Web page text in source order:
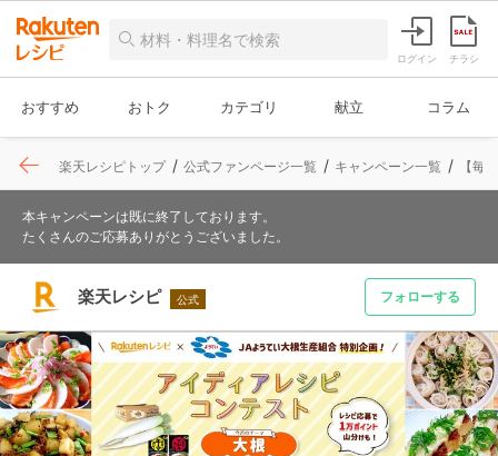
ログイン チラシ
おすすめ おトク カテゴリ 献立 コラム
楽天レシピトップ 公式ファンページ一覧 キャンペーン一覧 【毎
本キャンペーンは既に終了しております。
たくさんのご応募ありがとうございました。
楽天レシピ 公式 フォローする